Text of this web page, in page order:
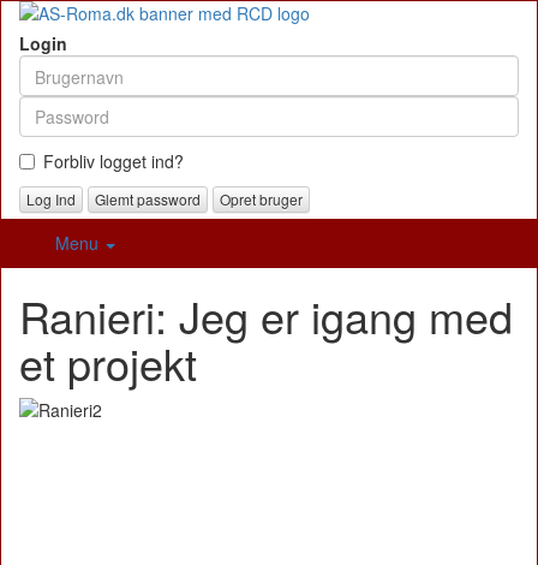
Login
Forbliv logget ind?
Glemt password Opret bruger
Menu
Ranieri: Jeg er igang med
et projekt